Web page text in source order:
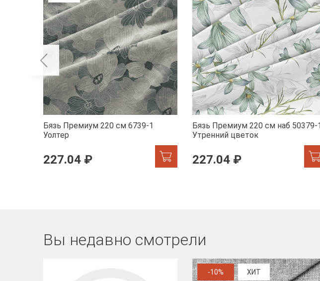
Бязь Премиум 220 см 6739-1
Уолтер
227.04 ₽
Бязь Премиум 220 см наб 50379-1
Утренний цветок
227.04 ₽
Вы недавно смотрели
-10% ХИТ